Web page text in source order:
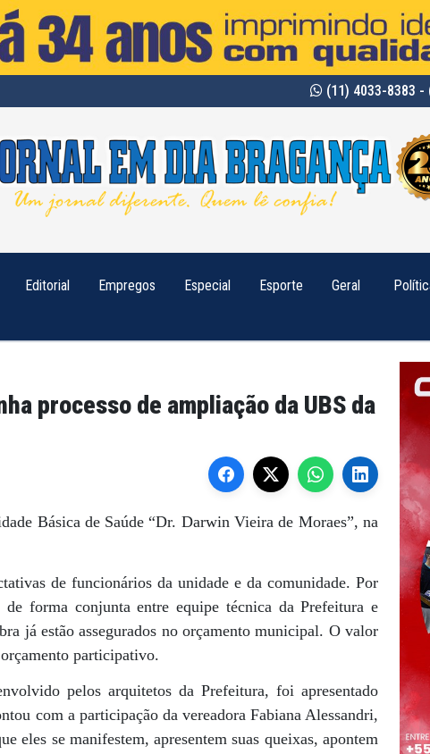
(11) 4033-8383 -
Editorial Empregos Especial Esporte Geral
processo de ampliação da UBS da
Básica de Saúde “Dr. Darwin Vieira de Moraes”, na
de funcionários da unidade e da comunidade. Por
forma conjunta entre equipe técnica da Prefeitura e
já estão assegurados no orçamento municipal. O valor
participativo.
pelos arquitetos da Prefeitura, foi apresentado
com a participação da vereadora Fabiana Alessandri,
eles se manifestem, apresentem suas queixas, apontem